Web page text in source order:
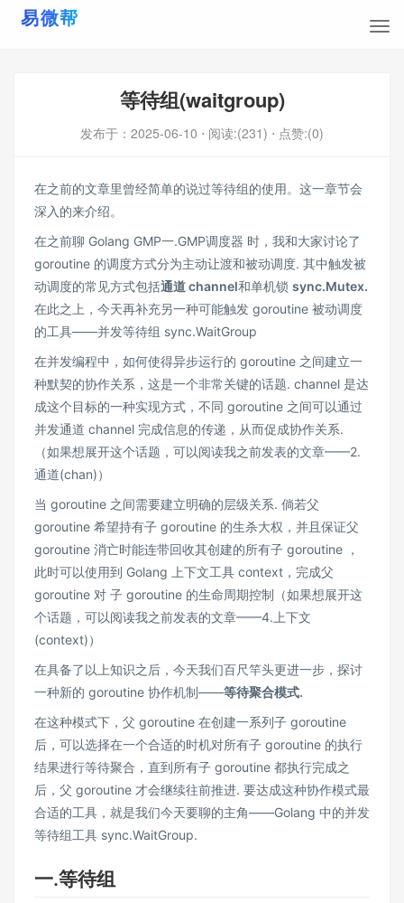
等待组(waitgroup)
发布于： 2025-06-10 ⋅ 阅读:(231) ⋅ 点赞:(0)
在之前的文章里曾经简单的说过等待组的使用。这一章节会
深入的来介绍。
在之前聊 Golang GMP一.GMP调度器 时，我和大家讨论了
goroutine 的调度方式分为主动让渡和被动调度. 其中触发被
动调度的常见方式包括通道 channel和单机锁 sync.Mutex.
在此之上，今天再补充另一种可能触发 goroutine 被动调度
的工具——并发等待组 sync.WaitGroup
在并发编程中，如何使得异步运行的 goroutine 之间建立一
种默契的协作关系，这是一个非常关键的话题. channel 是达
成这个目标的一种实现方式，不同 goroutine 之间可以通过
并发通道 channel 完成信息的传递，从而促成协作关系.
（如果想展开这个话题，可以阅读我之前发表的文章——2.
通道(chan)）
当 goroutine 之间需要建立明确的层级关系. 倘若父
goroutine 希望持有子 goroutine 的生杀大权，并且保证父
goroutine 消亡时能连带回收其创建的所有子 goroutine ，
此时可以使用到 Golang 上下文工具 context ，完成父
goroutine 对 子 goroutine 的生命周期控制（如果想展开这
个话题，可以阅读我之前发表的文章——4.上下文
(context)）
在具备了以上知识之后，今天我们百尺竿头更进一步，探讨
一种新的 goroutine 协作机制——等待聚合模式.
在这种模式下，父 goroutine 在创建一系列子 goroutine
后，可以选择在一个合适的时机对所有子 goroutine 的执行
结果进行等待聚合，直到所有子 goroutine 都执行完成之
后，父 goroutine 才会继续往前推进. 要达成这种协作模式最
合适的工具，就是我们今天要聊的主角——Golang 中的并发
等待组工具 sync.WaitGroup.
一.等待组